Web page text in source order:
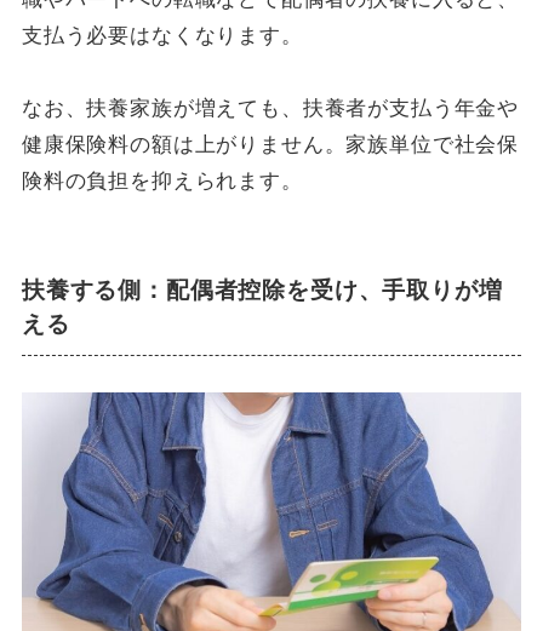
支払う必要はなくなります。
なお、扶養家族が増えても、扶養者が支払う年金や
健康保険料の額は上がりません。家族単位で社会保
険料の負担を抑えられます。
扶養する側：配偶者控除を受け、手取りが増
える